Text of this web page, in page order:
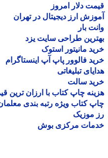
دلار امروز
ارز دیجیتال در تهران
بار
طراحی سایت یزد
مانیتور استوک
فالوور پاپ آپ اینستاگرام
تبلیغاتی
سالت
چاپ کتاب با ارزان ترین قیمت
کتاب ویژه رتبه بندی معلمان
موزیک
مرکزی بوش